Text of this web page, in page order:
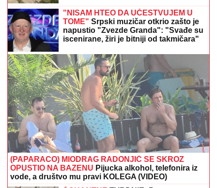
UMRO ČUVENI SLOBODAN BOBA SPASOJEVIĆ
Obeležio karijere narodnih pevača, bez njega srpska
kafana ne bi bila ista
SRBIN UTIŠAO "TUMBU":Mihajlo
Cvetković srušio PAOK i doneo
pobedu Anderlehtu (VIDEO)
BIVŠI RIJALITI PAR PRODAJE KUĆU
U KOJU SU ULOŽILI 200.000 EVRA
Sagradili vilu na Kosmaju i pokrenuli
biznis, a sada im hitno treba novac:
"To je razlog prodaje"